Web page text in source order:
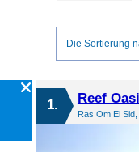
Die Sortierung
1. Reef
Ras Om El